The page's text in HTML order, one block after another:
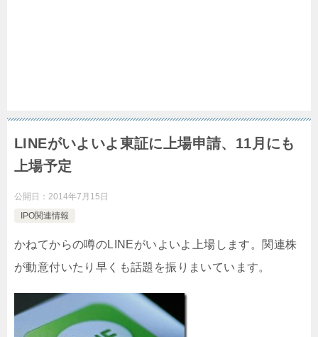
LINEがいよいよ東証に上場申請、11月にも
上場予定
公開日： 2014年7月15日
IPO関連情報
かねてからの噂のLINEがいよいよ上場します。関連株
が動意付いたり早くも話題を振りまいています。